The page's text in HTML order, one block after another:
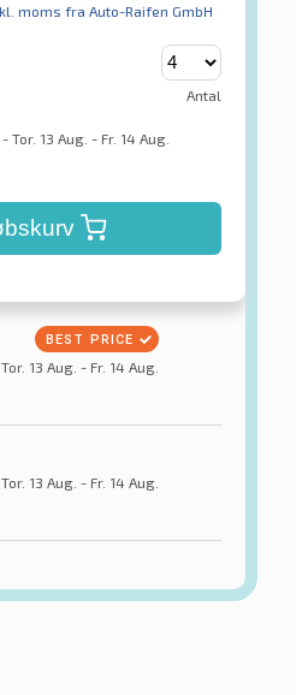
moms fra Auto-Raifen GmbH
Antal
13 Aug. - Fr. 14 Aug.
13 Aug. - Fr. 14 Aug.
13 Aug. - Fr. 14 Aug.
4S 3PMSF M+S